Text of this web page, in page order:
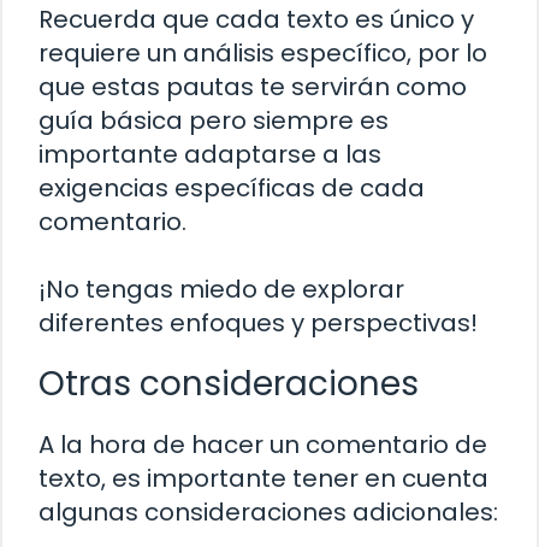
Recuerda que cada texto es único y
requiere un análisis específico, por lo
que estas pautas te servirán como
guía básica pero siempre es
importante adaptarse a las
exigencias específicas de cada
comentario.
¡No tengas miedo de explorar
diferentes enfoques y perspectivas!
Otras consideraciones
A la hora de hacer un comentario de
texto, es importante tener en cuenta
algunas consideraciones adicionales: